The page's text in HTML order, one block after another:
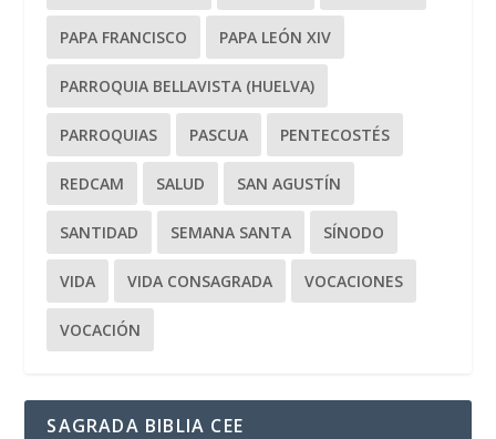
PAPA FRANCISCO PAPA LEÓN XIV
PARROQUIA BELLAVISTA (HUELVA)
PARROQUIAS PASCUA PENTECOSTÉS
REDCAM SALUD SAN AGUSTÍN
SANTIDAD SEMANA SANTA SÍNODO
VIDA VIDA CONSAGRADA VOCACIONES
VOCACIÓN
SAGRADA BIBLIA CEE